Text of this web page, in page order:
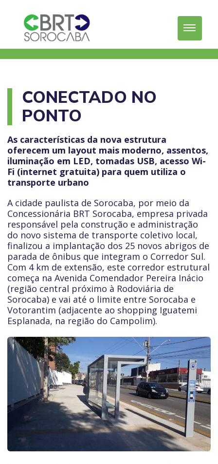
CONECTADO NO
PONTO
As características da nova estrutura
oferecem um layout mais moderno, assentos,
iluminação em LED, tomadas USB, acesso Wi-
Fi (internet gratuita) para quem utiliza o
transporte urbano
A cidade paulista de Sorocaba, por meio da
Concessionária BRT Sorocaba, empresa privada
responsável pela construção e administração
do novo sistema de transporte coletivo local,
finalizou a implantação dos 25 novos abrigos de
parada de ônibus que integram o Corredor Sul.
Com 4 km de extensão, este corredor estrutural
começa na Avenida Comendador Pereira Inácio
(região central próximo à Rodoviária de
Sorocaba) e vai até o limite entre Sorocaba e
Votorantim (adjacente ao shopping Iguatemi
Esplanada, na região do Campolim).